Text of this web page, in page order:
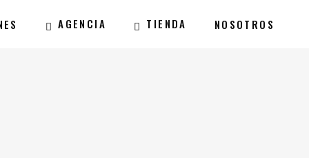
AGENCIA TIENDA NOSOTROS